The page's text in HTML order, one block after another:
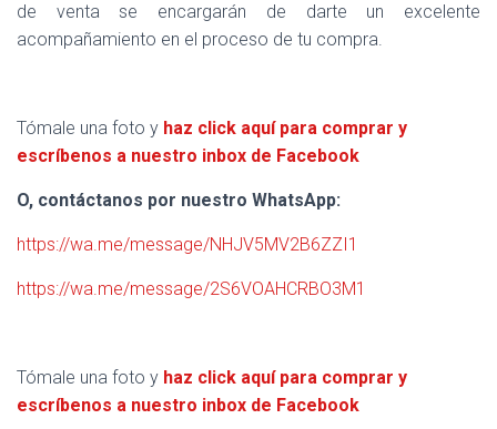
de venta se encargarán de darte un excelente
acompañamiento en el proceso de tu compra.
Tómale una foto y haz click aquí para comprar y
escríbenos a nuestro inbox de Facebook
O, contáctanos por nuestro WhatsApp:
https://wa.me/message/NHJV5MV2B6ZZI1
https://wa.me/message/2S6VOAHCRBO3M1
Tómale una foto y haz click aquí para comprar y
escríbenos a nuestro inbox de Facebook